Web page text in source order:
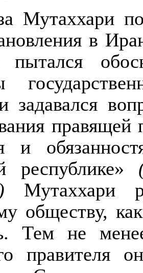
Мутаххари
в
задавался
правящей
и
республике»
) Мутаххари
обществу,
Тем не
правителя